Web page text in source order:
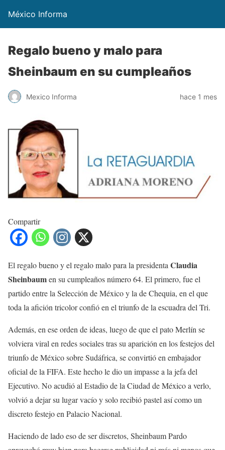
México Informa
Regalo bueno y malo para
Sheinbaum en su cumpleaños
Mexico Informa hace 1 mes
Compartir
El regalo bueno y el regalo malo para la presidenta Claudia
Sheinbaumen su cumpleaños número 64. El primero, fue el
partido entre la Selección de México y la de Chequia, en el que
toda la afición tricolor confió en el triunfo de la escuadra del Tri.
Además, en ese orden de ideas, luego de que el pato Merlín se
volviera viral en redes sociales tras su aparición en los festejos del
triunfo de México sobre Sudáfrica, se convirtió en embajador
oficial de la FIFA. Este hecho le dio un impasse a la jefa del
Ejecutivo. No acudió al Estadio de la Ciudad de México a verlo,
volvió a dejar su lugar vacío y solo recibió pastel así como un
discreto festejo en Palacio Nacional.
Haciendo de lado eso de ser discretos, Sheinbaum Pardo